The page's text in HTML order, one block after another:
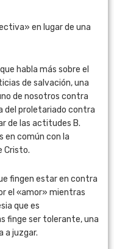
en lugar de una
habla más sobre el
de salvación, una
de nosotros contra
del proletariado contra
de las actitudes B.
en común con la
Cristo.
fingen estar en contra
el «amor» mientras
que es
finge ser tolerante, una
a juzgar.